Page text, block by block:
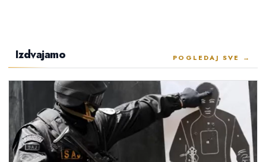
Izdvajamo POGLEDAJ SVE →